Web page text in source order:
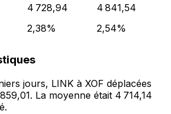
4 728,94
4 841,54
2,38% 2,54%
jours, LINK à XOF déplacées
La moyenne était 4 714,14